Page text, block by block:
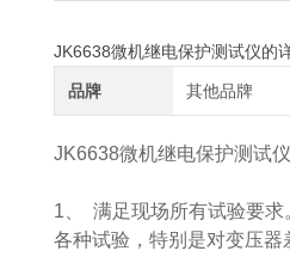
JK6638微机继电保护测试仪的
品牌 其他品牌
JK6638微机继电保护测试仪
1、 满足现场所有试验要
各种试验，特别是对变压